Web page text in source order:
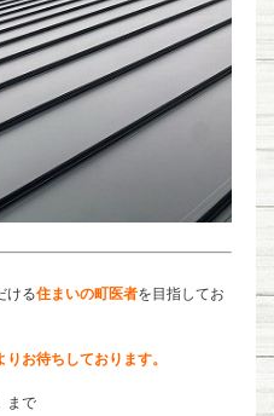
ける住まいの町医者を目指してお
お待ちしております。
まで